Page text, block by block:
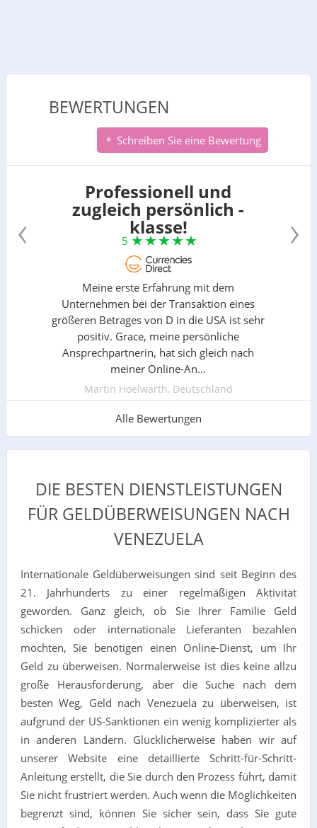
BEWERTUNGEN
Schreiben Sie eine Bewertung
Professionell und
zugleich persönlich -
klasse!
5
Meine erste Erfahrung mit dem
Unternehmen bei der Transaktion eines
größeren Betrages von D in die USA ist sehr
positiv. Grace, meine persönliche
Ansprechpartnerin, hat sich gleich nach
meiner Online-An...
Martin Höelwarth, Deutschland
Alle Bewertungen
‹ ›
DIE BESTEN DIENSTLEISTUNGEN
FÜR GELDÜBERWEISUNGEN NACH
VENEZUELA
Internationale Geldüberweisungen sind seit Beginn des
21. Jahrhunderts zu einer regelmäßigen Aktivität
geworden. Ganz gleich, ob Sie Ihrer Familie Geld
schicken oder internationale Lieferanten bezahlen
möchten, Sie benötigen einen Online-Dienst, um Ihr
Geld zu überweisen. Normalerweise ist dies keine allzu
große Herausforderung, aber die Suche nach dem
besten Weg, Geld nach Venezuela zu überweisen, ist
aufgrund der US-Sanktionen ein wenig komplizierter als
in anderen Ländern. Glücklicherweise haben wir auf
unserer Website eine detaillierte Schritt-für-Schritt-
Anleitung erstellt, die Sie durch den Prozess führt, damit
Sie nicht frustriert werden. Auch wenn die Möglichkeiten
begrenzt sind, können Sie sicher sein, dass Sie gute